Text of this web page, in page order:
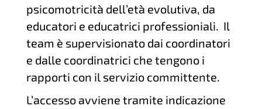
psicomotricità dell’età evolutiva, da
educatori e educatrici professioniali. Il
team è supervisionato dai coordinatori
e dalle coordinatrici che tengono i
rapporti con il servizio committente.
L’accesso avviene tramite indicazione